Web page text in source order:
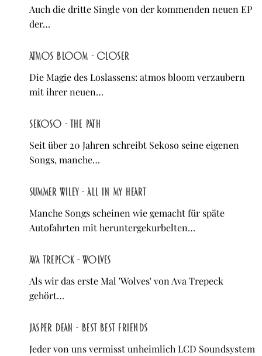
Auch die dritte Single von der kommenden neuen EP
der…
atmos bloom - Closer
Die Magie des Loslassens: atmos bloom verzaubern
mit ihrer neuen…
Sekoso - The Path
Seit über 20 Jahren schreibt Sekoso seine eigenen
Songs, manche…
Summer Wiley - All In My Heart
Manche Songs scheinen wie gemacht für späte
Autofahrten mit heruntergekurbelten…
Ava Trepeck - Wolves
Als wir das erste Mal 'Wolves' von Ava Trepeck
gehört…
jasper dean - BEST BEST FRIENDS
Jeder von uns vermisst unheimlich LCD Soundsystem